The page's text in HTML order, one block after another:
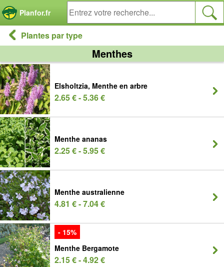
Planfor.fr
Plantes par type
Menthes
Elsholtzia, Menthe en arbre
2.65 € - 5.36 €
Menthe ananas
2.25 € - 5.95 €
Menthe australienne
4.81 € - 7.04 €
- 15%
Menthe Bergamote
2.15 € - 4.92 €
Panneau de gestion des cookies